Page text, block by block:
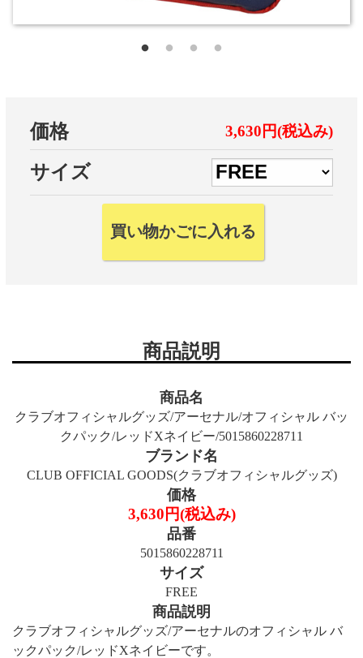
価格 3,630円(税込み)
サイズ
商品説明
商品名
クラブオフィシャルグッズ/アーセナル/オフィシャル バッ
クパック/レッドXネイビー/5015860228711
ブランド名
CLUB OFFICIAL GOODS(クラブオフィシャルグッズ)
価格
3,630円(税込み)
品番
5015860228711
サイズ
FREE
商品説明
クラブオフィシャルグッズ/アーセナルのオフィシャル バ
ックパック/レッドXネイビーです。